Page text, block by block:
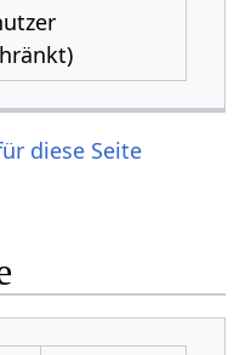
diese Seite